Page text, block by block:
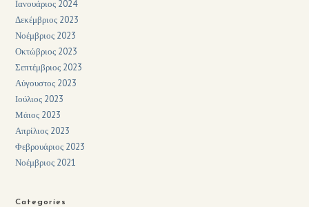
Ιανουάριος 2024
Δεκέμβριος 2023
Νοέμβριος 2023
Οκτώβριος 2023
Σεπτέμβριος 2023
Αύγουστος 2023
Ιούλιος 2023
Μάιος 2023
Απρίλιος 2023
Φεβρουάριος 2023
Νοέμβριος 2021
Categories